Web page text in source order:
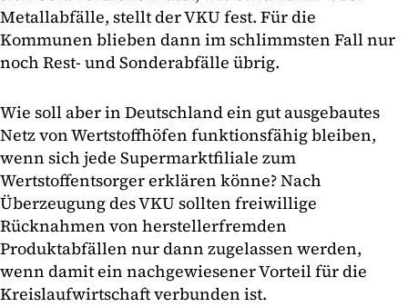
Metallabfälle, stellt der VKU fest. Für die
Kommunen blieben dann im schlimmsten Fall nur
noch Rest- und Sonderabfälle übrig.
Wie soll aber in Deutschland ein gut ausgebautes
Netz von Wertstoffhöfen funktionsfähig bleiben,
wenn sich jede Supermarktfiliale zum
Wertstoffentsorger erklären könne? Nach
Überzeugung des VKU sollten freiwillige
Rücknahmen von herstellerfremden
Produktabfällen nur dann zugelassen werden,
wenn damit ein nachgewiesener Vorteil für die
Kreislaufwirtschaft verbunden ist.